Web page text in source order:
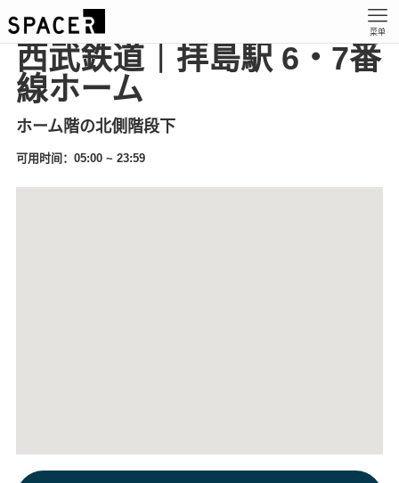
菜单
西武鉄道｜拝島駅 6・7番
線ホーム
ホーム階の北側階段下
可用时间：05:00 ~ 23:59